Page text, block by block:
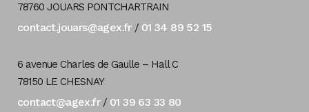
78760 JOUARS PONTCHARTRAIN
contact.jouars@agex.fr/ 01 34 89 52 15
6 avenue Charles de Gaulle – Hall C
78150 LE CHESNAY
contact@agex.fr/ 01 39 63 33 80